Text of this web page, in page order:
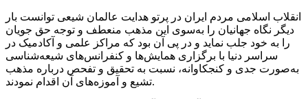
انقلاب اسلامی مردم ایران در پرتو هدایت عالمان شیعی توانست بار
دیگر نگاه جهانیان را به‌سوی این مذهب منعطف و توجه حق جویان
را به خود جلب نماید و در پی آن بود که مراکز علمی و آکادمیک در
سراسر دنیا با برگزاری همایش‌ها و کنفرانس‌های شیعه‌شناسی
به‌صورت جدی و کنجکاوانه، نسبت به تحقیق و تفحص درباره مذهب
تشیع و آموزه‌های آن اقدام نمودند.